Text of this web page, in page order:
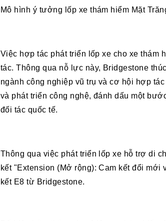
Mô hình ý tưởng lốp xe thám hiểm Mặt
Việc hợp tác phát triển lốp xe cho xe thám
tác. Thông qua nỗ lực này, Bridgestone
ngành công nghiệp vũ trụ và cơ hội hợp
và phát triển công nghệ, đánh dấu một
đối tác quốc tế.
Thông qua việc phát triển lốp xe hỗ trợ di
kết "Extension (Mở rộng): Cam kết đổi
kết E8 từ Bridgestone.